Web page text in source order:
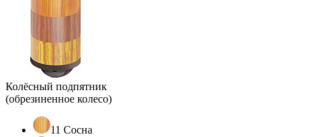
Колёсный подпятник
(обрезиненное колесо)
11 Сосна